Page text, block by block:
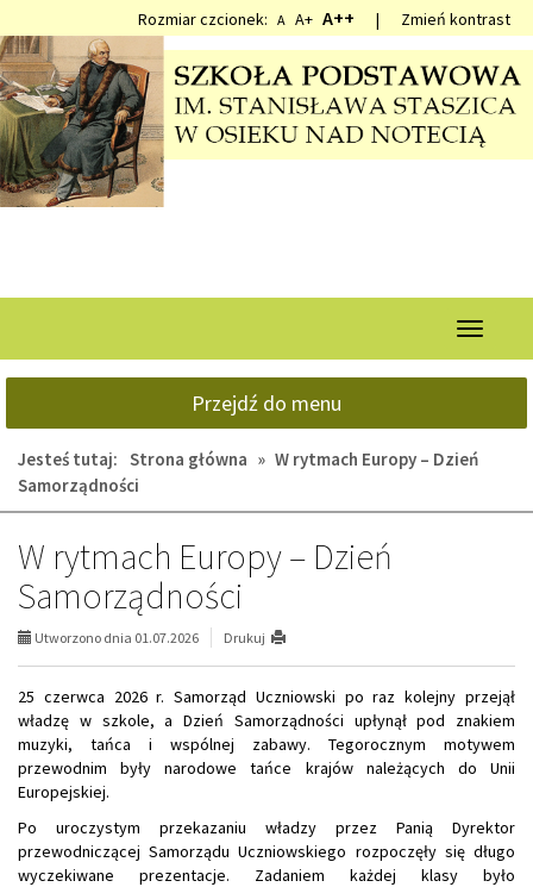
do
głównej
treści
do
wyszukiwarki
Rozmiar czcionek: A A+ A++ | Zmień kontrast
Przełącz
Przejdź do menu
Jesteś tutaj: Strona główna » W rytmach Europy – Dzień
Samorządności
W rytmach Europy – Dzień
Samorządności
Utworzono dnia 01.07.2026 Drukuj
25 czerwca 2026 r. Samorząd Uczniowski po raz kolejny przejął
władzę w szkole, a Dzień Samorządności upłynął pod znakiem
muzyki, tańca i wspólnej zabawy. Tegorocznym motywem
przewodnim były narodowe tańce krajów należących do Unii
Europejskiej.
Po uroczystym przekazaniu władzy przez Panią Dyrektor
przewodniczącej Samorządu Uczniowskiego rozpoczęły się długo
wyczekiwane prezentacje. Zadaniem każdej klasy było